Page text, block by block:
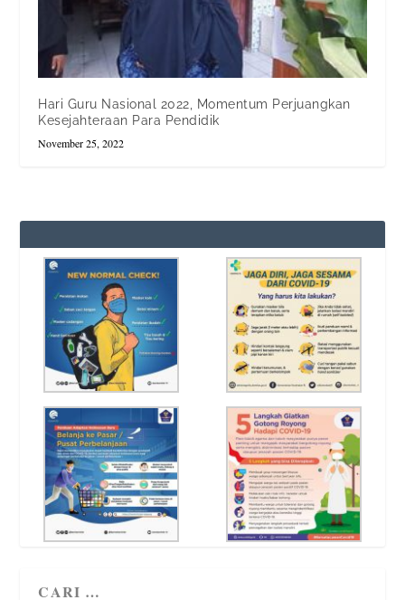
Hari Guru Nasional 2022, Momentum Perjuangkan
Kesejahteraan Para Pendidik
November 25, 2022